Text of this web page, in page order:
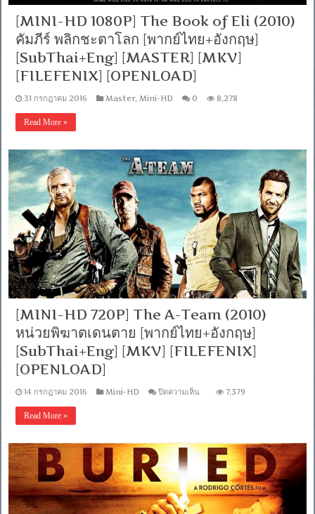
[MINI-HD 1080P] The Book of Eli (2010)
คัมภีร์ พลิกชะตาโลก [พากย์ไทย+อังกฤษ]
[SubThai+Eng] [MASTER] [MKV]
[FILEFENIX] [OPENLOAD]
31 กรกฎาคม 2016 Master,Mini-HD 0 8,278
Read More »
[MINI-HD 720P] The A-Team (2010)
หน่วยพิฆาตเดนตาย [พากย์ไทย+อังกฤษ]
[SubThai+Eng] [MKV] [FILEFENIX]
[OPENLOAD]
14 กรกฎาคม 2016 Mini-HD ปิดความเห็น
A-
Team
(2010)
หน่วย
พิฆาต
เดนตาย
[พากย์
7,379
Read More »